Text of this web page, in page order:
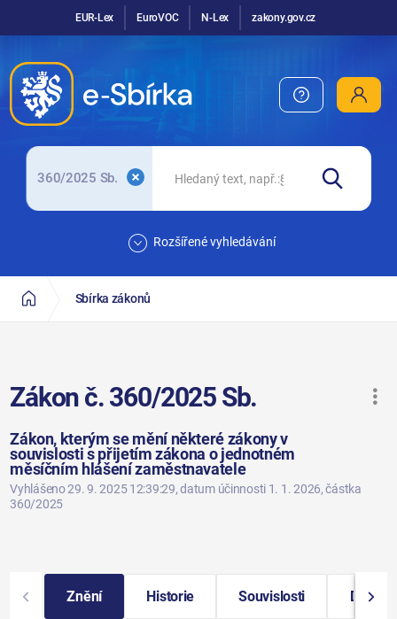
EUR-Lex EuroVOC N-Lex zakony.gov.cz
360/2025 Sb.
Rozšířené vyhledávání
Sbírka zákonů
Zákon č. 360/2025 Sb.
Zákon, kterým se mění některé zákony v
souvislosti s přijetím zákona o jednotném
měsíčním hlášení zaměstnavatele
Vyhlášeno 29. 9. 2025 12:39:29, datum účinnosti 1. 1. 2026, částka
360/2025
Znění Historie Souvislosti Další